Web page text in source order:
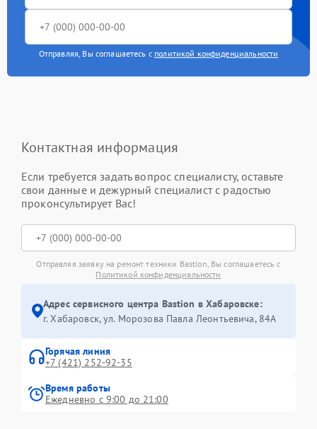
Отправляя, Вы соглашаетесь с политикой конфиденциальности
Контактная информация
Если требуется задать вопрос специалисту, оставьте
свои данные и дежурный специалист с радостью
проконсультирует Вас!
Отправляя заявку на ремонт техники Bastion, Вы соглашаетесь с
Политикой конфиденциальности
Адрес сервисного центра Bastion в Хабаровске:
г. Хабаровск, ул. Морозова Павла Леонтьевича, 84А
Горячая линия
+7 (421) 252-92-35
Время работы
Ежедневно с 9:00 до 21:00